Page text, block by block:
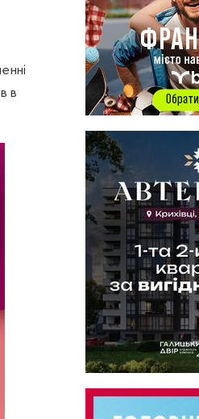
в